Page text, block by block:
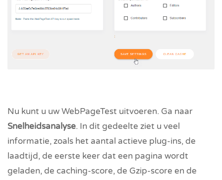
Nu kunt u uw WebPageTest uitvoeren. Ga naar
Snelheidsanalyse. In dit gedeelte ziet u veel
informatie, zoals het aantal actieve plug-ins, de
laadtijd, de eerste keer dat een pagina wordt
geladen, de caching-score, de Gzip-score en de